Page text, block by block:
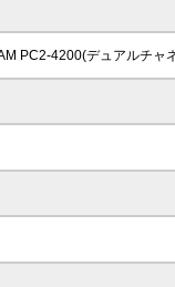
PC2-4200(デュアルチャ